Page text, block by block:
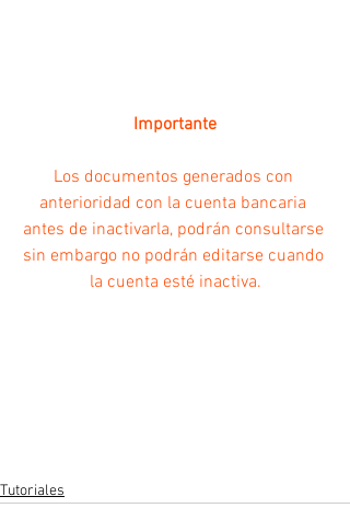
Importante
Los documentos generados con
anterioridad con la cuenta bancaria
antes de inactivarla, podrán consultarse
sin embargo no podrán editarse cuando
la cuenta esté inactiva.
Tutoriales